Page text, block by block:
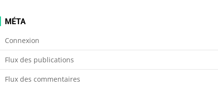
MÉTA
Connexion
Flux des publications
Flux des commentaires